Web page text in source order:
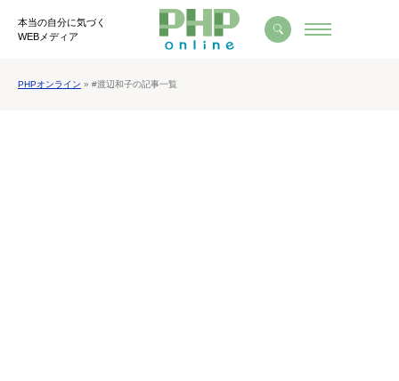
本当の自分に気づく
WEBメディア
PHPオンライン » #渡辺和子の記事一覧